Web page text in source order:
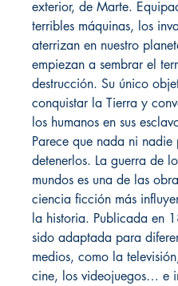
exterior, de Marte.
terribles máquinas, los
aterrizan en nuestro
empiezan a sembrar el
destrucción. Su único
conquistar la Tierra y
los humanos en sus
Parece que nada ni nadie
detenerlos. La guerra de
mundos es una de las
ciencia ficción más
la historia. Publicada en
sido adaptada para
medios, como la
cine, los videojuegos… e